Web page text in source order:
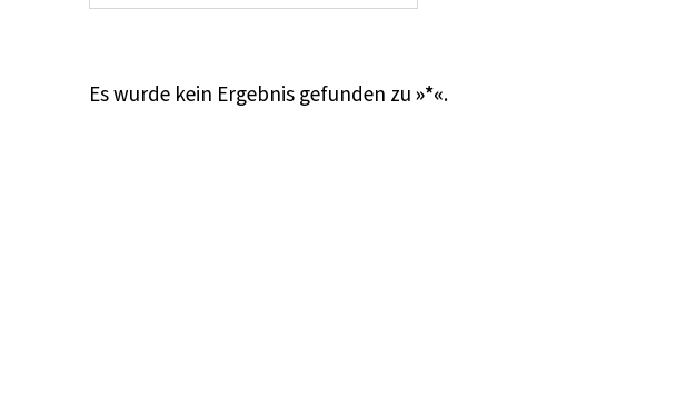
Es wurde kein Ergebnis gefunden zu»*«.